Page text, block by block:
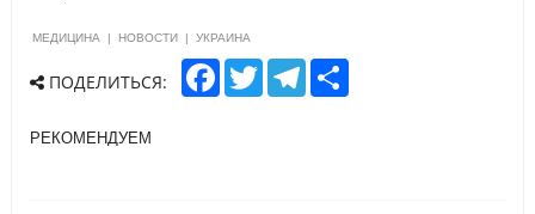
МЕДИЦИНА | НОВОСТИ | УКРАИНА
ПОДЕЛИТЬСЯ:
F
T
w
T
S
РЕКОМЕНДУЕМ